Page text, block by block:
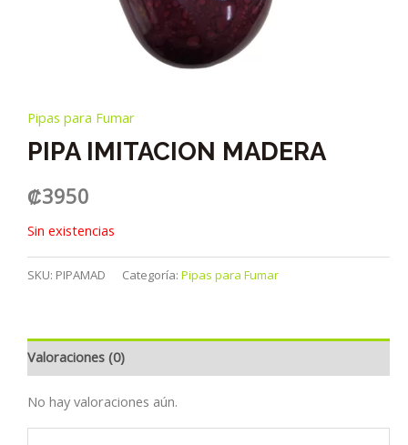
Pipas para Fumar
PIPA IMITACION MADERA
₡3950
Sin existencias
SKU: PIPAMAD Categoría: Pipas para Fumar
Valoraciones (0)
No hay valoraciones aún.